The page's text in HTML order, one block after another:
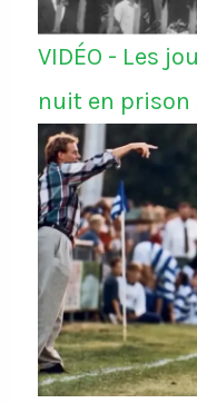
VIDÉO - Les
nuit en prison